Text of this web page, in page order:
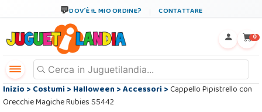
DOV´È IL MIO ORDINE? CONTATTARE
0
Inizio>Costumi>Halloween>Accessori>Cappello Pipistrello con
Orecchie Magiche Rubies S5442